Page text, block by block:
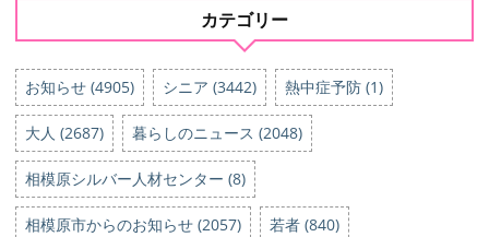
カテゴリー
お知らせ (4905) シニア (3442) 熱中症予防 (1)
大人 (2687) 暮らしのニュース (2048)
相模原シルバー人材センター (8)
相模原市からのお知らせ (2057) 若者 (840)